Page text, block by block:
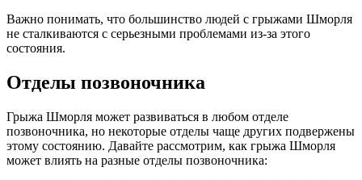
Важно понимать, что большинство людей с грыжами Шморля
не сталкиваются с серьезными проблемами из-за этого
состояния.
Отделы позвоночника
Грыжа Шморля может развиваться в любом отделе
позвоночника, но некоторые отделы чаще других подвержены
этому состоянию. Давайте рассмотрим, как грыжа Шморля
может влиять на разные отделы позвоночника: